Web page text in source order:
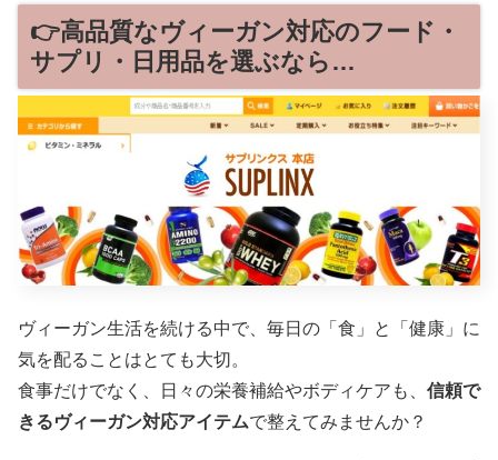
👉高品質なヴィーガン対応のフード・
サプリ・日用品を選ぶなら…
ヴィーガン生活を続ける中で、毎日の「食」と「健康」に
気を配ることはとても大切。
食事だけでなく、日々の栄養補給やボディケアも、 信頼で
きるヴィーガン対応アイテムで整えてみませんか？